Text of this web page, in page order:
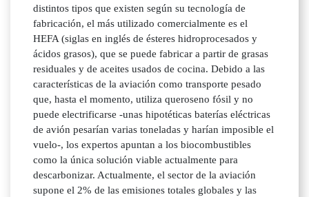
distintos tipos que existen según su tecnología de
fabricación, el más utilizado comercialmente es el
HEFA (siglas en inglés de ésteres hidroprocesados y
ácidos grasos), que se puede fabricar a partir de grasas
residuales y de aceites usados de cocina. Debido a las
características de la aviación como transporte pesado
que, hasta el momento, utiliza queroseno fósil y no
puede electrificarse -unas hipotéticas baterías eléctricas
de avión pesarían varias toneladas y harían imposible el
vuelo-, los expertos apuntan a los biocombustibles
como la única solución viable actualmente para
descarbonizar. Actualmente, el sector de la aviación
supone el 2% de las emisiones totales globales y las